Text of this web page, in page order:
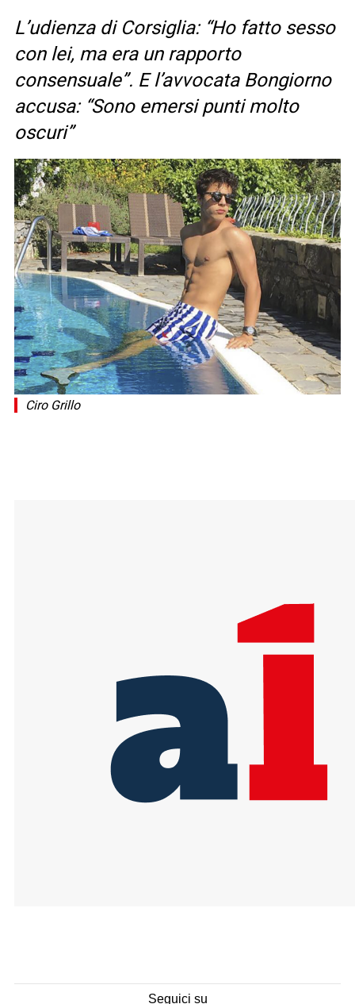
L’udienza di Corsiglia: “Ho fatto sesso
con lei, ma era un rapporto
consensuale”. E l’avvocata Bongiorno
accusa: “Sono emersi punti molto
oscuri”
Ciro Grillo
Seguici su